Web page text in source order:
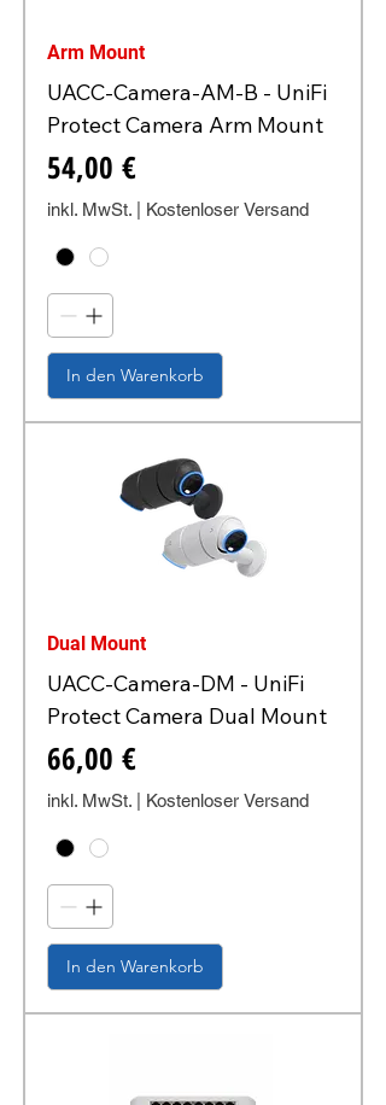
Arm Mount
UACC-Camera-AM-B - UniFi
Protect Camera Arm Mount
Preis
54,00 €
inkl. MwSt. Kostenloser Versand
In den Warenkorb
Dual Mount
UACC-Camera-DM - UniFi
Protect Camera Dual Mount
Preis
66,00 €
inkl. MwSt. Kostenloser Versand
In den Warenkorb